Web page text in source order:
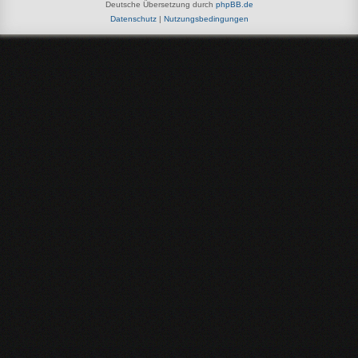
Deutsche Übersetzung durch phpBB.de
Datenschutz| Nutzungsbedingungen